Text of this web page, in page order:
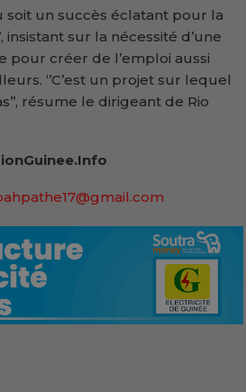
soit un succès éclatant pour la
insistant sur la nécessité d’une
pour créer de l’emploi aussi
‘’C’est un projet sur lequel
résume le dirigeant de Rio